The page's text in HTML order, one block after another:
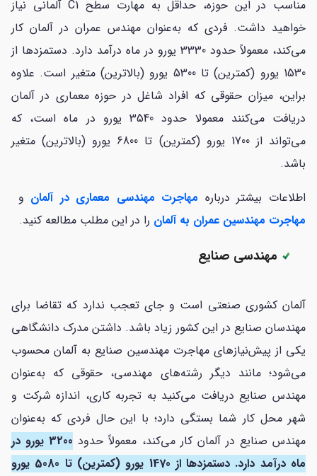
مناسب در این حوزه، حداقل به مهارت سطح C1 آلمانی نیاز
خواهید داشت. فردی که به‌عنوان مهندس عمران در آلمان کار
می‌کند، معمولاً حدود 3330 یورو در ماه درآمد دارد. دستمزدها از
1530 یورو (کمترین) تا 5300 یورو (بالاترین) متغیر است. علاوه
براین، میزان حقوقی که افراد شاغل در حوزه معماری در آلمان
دریافت می‌کنند معمولا حدود 3540 یورو در ماه است، که
می‌تواند از 1700 یورو (کمترین) تا 6800 یورو (بالاترین) متغیر
باشد.
اطلاعات بیشتر درباره مهاجرت مهندسی معماری در آلمان و
مهاجرت مهندسین عمران به آلمان را در این مطلب مطالعه کنید.
مهندسی صنایع
آلمان کشوری صنعتی است و جای تعجب ندارد که تقاضا برای
مهندسان صنایع در این کشور زیاد باشد. داشتن مدرک دانشگاهی
یکی از پیش‌نیازهای مهاجرت مهندسین صنایع به آلمان محسوب
می‌شود؛ مانند دیگر رشته‌های مهندسی، حقوقی که به‌عنوان
مهندس صنایع دریافت می‌کنید به تجربه کاری، اندازه شرکت و
شهر محل کار شما بستگی دارد؛ با این حال فردی که به‌عنوان
مهندس صنایع در آلمان کار می‌کند، معمولاً حدود
3200 یورو در
ماه درآمد دارد. دستمزدها از 1470 یورو (کمترین) تا 5080 یورو